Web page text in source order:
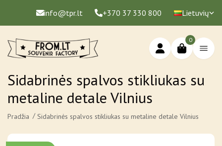
info@tpr.lt +370 37 330 800 Lietuvių
0
Sidabrinės spalvos stikliukas su
metaline detale Vilnius
Pradžia Sidabrinės spalvos stikliukas su metaline detale Vilnius